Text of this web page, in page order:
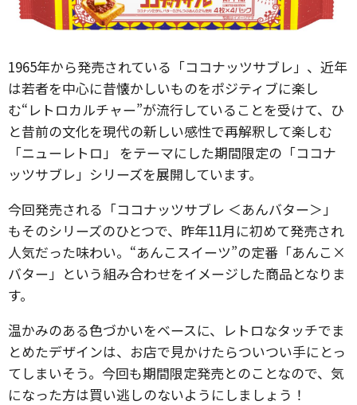
1965年から発売されている「ココナッツサブレ」、近年
は若者を中心に昔懐かしいものをポジティブに楽し
む“レトロカルチャー”が流行していることを受けて、ひ
と昔前の文化を現代の新しい感性で再解釈して楽しむ
「ニューレトロ」 をテーマにした期間限定の「ココナ
ッツサブレ」シリーズを展開しています。
今回発売される「ココナッツサブレ ＜あんバター＞」
もそのシリーズのひとつで、昨年11月に初めて発売され
人気だった味わい。“あんこスイーツ”の定番「あんこ×
バター」という組み合わせをイメージした商品となりま
す。
温かみのある色づかいをベースに、レトロなタッチでま
とめたデザインは、お店で見かけたらついつい手にとっ
てしまいそう。今回も期間限定発売とのことなので、気
になった方は買い逃しのないようにしましょう！